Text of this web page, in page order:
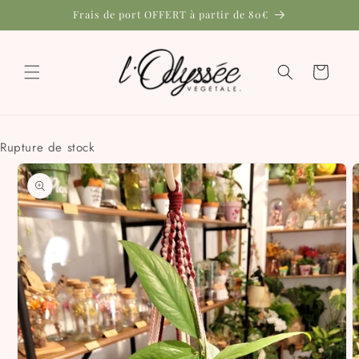
au
Frais de port OFFERT à partir de 80€
Panier
Rupture de stock
Passer aux
informations
produits